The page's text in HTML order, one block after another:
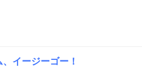
イージーゴー！